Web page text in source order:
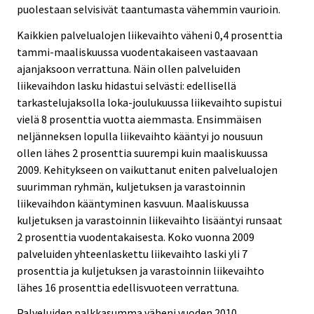
puolestaan selvisivät taantumasta vähemmin vaurioin.
Kaikkien palvelualojen liikevaihto väheni 0,4 prosenttia
tammi-maaliskuussa vuodentakaiseen vastaavaan
ajanjaksoon verrattuna. Näin ollen palveluiden
liikevaihdon lasku hidastui selvästi: edellisellä
tarkastelujaksolla loka-joulukuussa liikevaihto supistui
vielä 8 prosenttia vuotta aiemmasta. Ensimmäisen
neljänneksen lopulla liikevaihto kääntyi jo nousuun
ollen lähes 2 prosenttia suurempi kuin maaliskuussa
2009. Kehitykseen on vaikuttanut eniten palvelualojen
suurimman ryhmän, kuljetuksen ja varastoinnin
liikevaihdon kääntyminen kasvuun. Maaliskuussa
kuljetuksen ja varastoinnin liikevaihto lisääntyi runsaat
2 prosenttia vuodentakaisesta. Koko vuonna 2009
palveluiden yhteenlaskettu liikevaihto laski yli 7
prosenttia ja kuljetuksen ja varastoinnin liikevaihto
lähes 16 prosenttia edellisvuoteen verrattuna.